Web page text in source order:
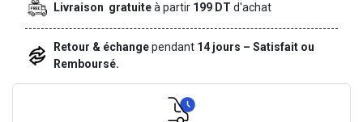
Livraison gratuiteà partir 199 DTd'achat
Retour & échangependant 14 jours – Satisfait ou
Remboursé.